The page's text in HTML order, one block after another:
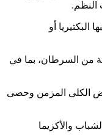
النظم.
أو
من السرطان، بما في
الكلى المزمن وحصى
والأكزيما